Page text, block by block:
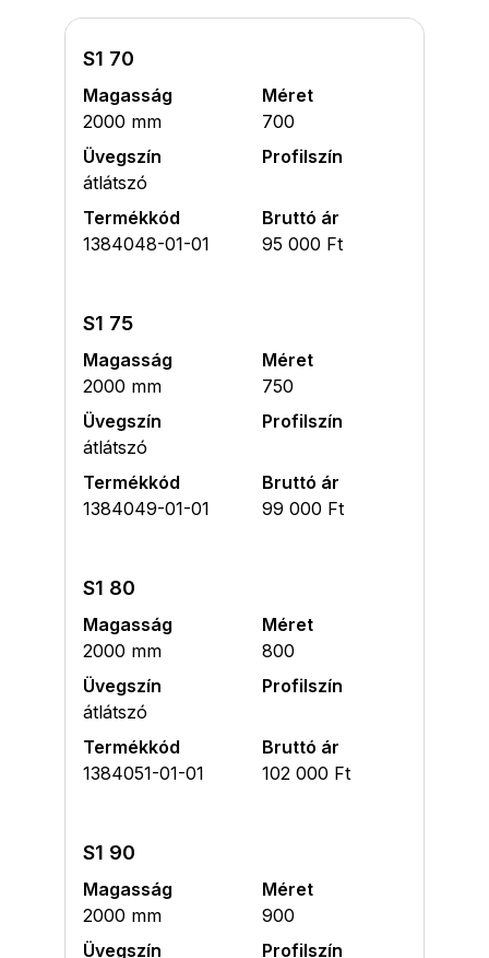
S1 70
Magasság
2000 mm
Méret
700
Üvegszín
átlátszó
Profilszín
Termékkód
1384048-01-01
Bruttó ár
95 000 Ft
S1 75
Magasság
2000 mm
Méret
750
Üvegszín
átlátszó
Profilszín
Termékkód
1384049-01-01
Bruttó ár
99 000 Ft
S1 80
Magasság
2000 mm
Méret
800
Üvegszín
átlátszó
Profilszín
Termékkód
1384051-01-01
Bruttó ár
102 000 Ft
S1 90
Magasság
2000 mm
Méret
900
Üvegszín
Profilszín